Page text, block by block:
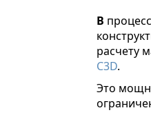
В процессе разработки Renga мы решаем множество задач по созданию геометрии архитектурных и
расчету
C3D.
Это